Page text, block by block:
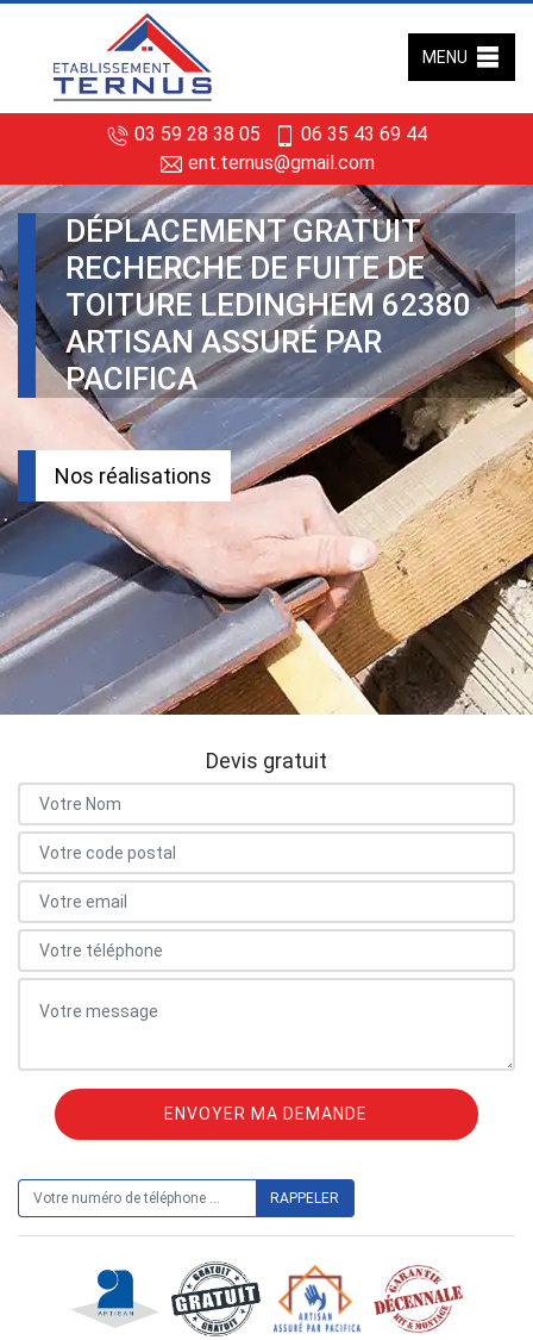
03 59 28 38 05
06 35 43 69 44
ent.ternus@gmail.com
MENU
DÉPLACEMENT GRATUIT
RECHERCHE DE FUITE DE
TOITURE LEDINGHEM 62380
ARTISAN ASSURÉ PAR
PACIFICA
Nos réalisations
Devis gratuit